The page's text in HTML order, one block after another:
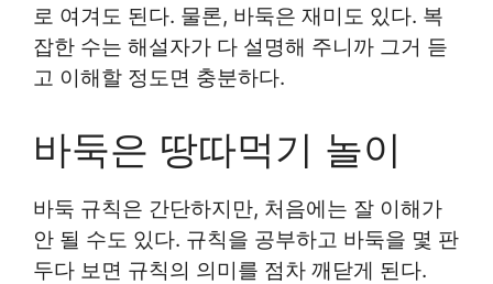
로 여겨도 된다. 물론, 바둑은 재미도 있다. 복
잡한 수는 해설자가 다 설명해 주니까 그거 듣
고 이해할 정도면 충분하다.
바둑은 땅따먹기 놀이
바둑 규칙은 간단하지만, 처음에는 잘 이해가
안 될 수도 있다. 규칙을 공부하고 바둑을 몇 판
두다 보면 규칙의 의미를 점차 깨닫게 된다.